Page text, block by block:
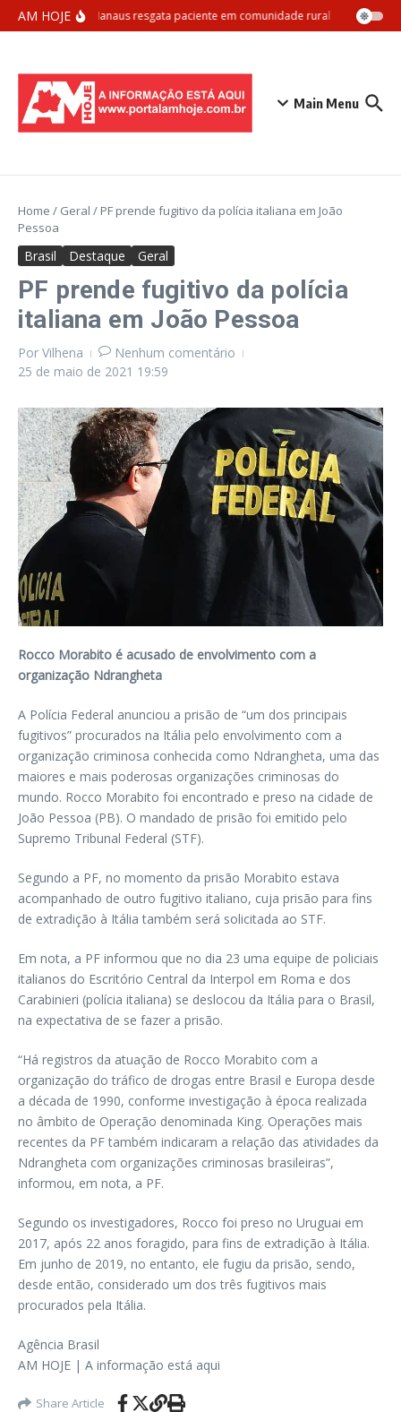
Ir para o conteúdo
AM HOJESamu Manaus resgata paciente em comunidade rural com apoio
Main Menu
Home / Geral / PF prende fugitivo da polícia italiana em João
Pessoa
Brasil Destaque Geral
PF prende fugitivo da polícia
italiana em João Pessoa
Por Vilhena
Nenhum comentário
25 de maio de 2021 19:59
Rocco Morabito é acusado de envolvimento com a
organização Ndrangheta
A Polícia Federal anunciou a prisão de “um dos principais
fugitivos” procurados na Itália pelo envolvimento com a
organização criminosa conhecida como Ndrangheta, uma das
maiores e mais poderosas organizações criminosas do
mundo. Rocco Morabito foi encontrado e preso na cidade de
João Pessoa (PB). O mandado de prisão foi emitido pelo
Supremo Tribunal Federal (STF).
Segundo a PF, no momento da prisão Morabito estava
acompanhado de outro fugitivo italiano, cuja prisão para fins
de extradição à Itália também será solicitada ao STF.
Em nota, a PF informou que no dia 23 uma equipe de policiais
italianos do Escritório Central da Interpol em Roma e dos
Carabinieri (polícia italiana) se deslocou da Itália para o Brasil,
na expectativa de se fazer a prisão.
“Há registros da atuação de Rocco Morabito com a
organização do tráfico de drogas entre Brasil e Europa desde
a década de 1990, conforme investigação à época realizada
no âmbito de Operação denominada King. Operações mais
recentes da PF também indicaram a relação das atividades da
Ndrangheta com organizações criminosas brasileiras”,
informou, em nota, a PF.
Segundo os investigadores, Rocco foi preso no Uruguai em
2017, após 22 anos foragido, para fins de extradição à Itália.
Em junho de 2019, no entanto, ele fugiu da prisão, sendo,
desde então, considerado um dos três fugitivos mais
procurados pela Itália.
Agência Brasil
AM HOJE | A informação está aqui
Share Article